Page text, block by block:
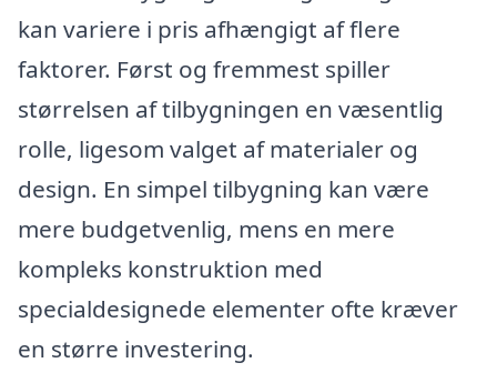
kan variere i pris afhængigt af flere
faktorer. Først og fremmest spiller
størrelsen af tilbygningen en væsentlig
rolle, ligesom valget af materialer og
design. En simpel tilbygning kan være
mere budgetvenlig, mens en mere
kompleks konstruktion med
specialdesignede elementer ofte kræver
en større investering.